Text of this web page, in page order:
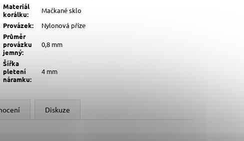
Materiál
korálku:
Mačkané sklo
Provázek:
Nylonová příze
Průměr
provázku
jemný:
0,8 mm
Šířka
pletení
náramku:
4 mm
Diskuze